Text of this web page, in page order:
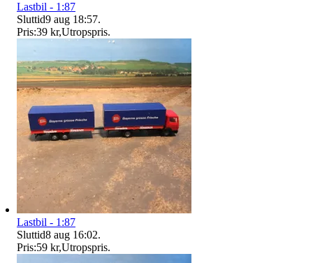
Lastbil - 1:87
Sluttid9 aug 18:57.
Pris:39 kr,Utropspris.
Lastbil - 1:87
Sluttid8 aug 16:02.
Pris:59 kr,Utropspris.